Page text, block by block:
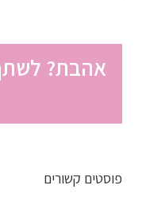
אהבת?
פוסטים קשורים
לסטודנטים